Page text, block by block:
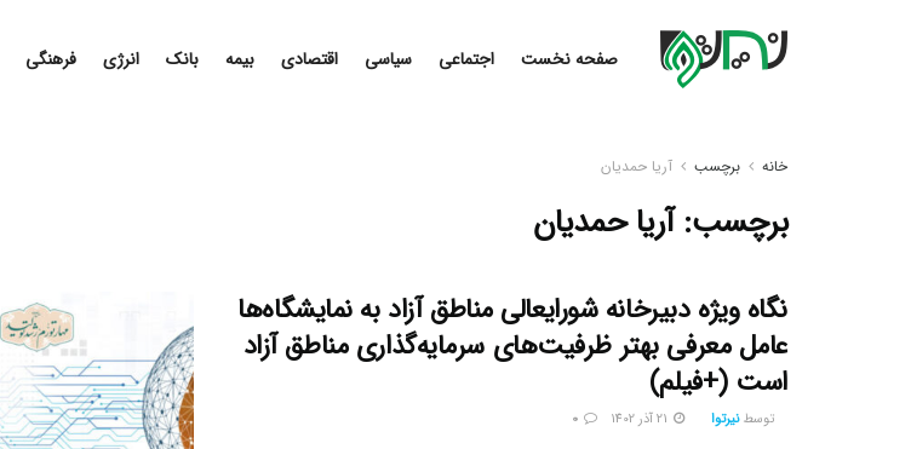
صفحه نخست اجتماعی سیاسی اقتصادی بیمه بانک انرژی فرهنگی
خانه برچسب آریا حمدیان
برچسب:آریا حمدیان
نگاه ویژه دبیرخانه شورایعالی مناطق آزاد به نمایشگاه‌ها
عامل معرفی بهتر ظرفیت‌های سرمایه‌گذاری مناطق آزاد
است (+فیلم)
توسط نیرتوا